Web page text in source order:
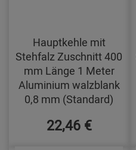
Hauptkehle mit
Stehfalz Zuschnitt 400
mm Länge 1 Meter
Aluminium walzblank
0,8 mm (Standard)
22,46 €